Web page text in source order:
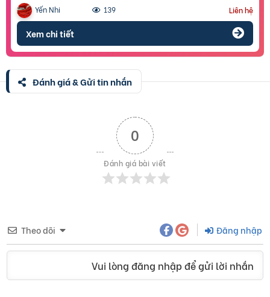
Yến Nhi 139 Liên hệ
Xem chi tiết
Đánh giá & Gửi tin nhắn
0
Đánh giá bài viết
Theo dõi Đăng nhập
Vui lòng đăng nhập để gửi lời nhắn